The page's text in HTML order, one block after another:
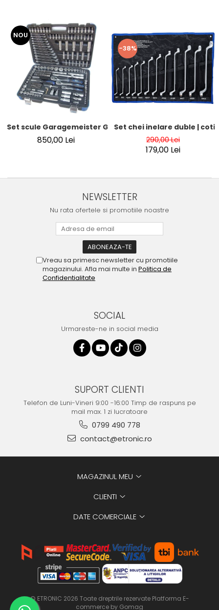
NOU
Set scule Garagemeister GM52840 – 216 piese, chei
850,00 Lei
-38%
Set chei inelare duble |
290,00 Lei
179,00 Lei
NEWSLETTER
Nu rata ofertele si promotiile noastre
Vreau sa primesc newsletter cu promotiile
magazinului. Afla mai multe in Politica de
Confidentialitate
SOCIAL
Urmareste-ne in social media
SUPORT CLIENTI
Telefon de Luni-Vineri 9:00 -16:00 Timp de raspuns pe
mail max. 1 zi lucratoare
0799 490 778
contact@etronic.ro
MAGAZINUL MEU
CLIENTI
DATE COMERCIALE
© ETRONIC 2026 Toate dreptrile rezervate Platforma E-
commerce by Gomag